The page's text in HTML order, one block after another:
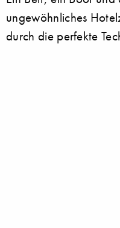
ungewöhnliches
durch die perfekte